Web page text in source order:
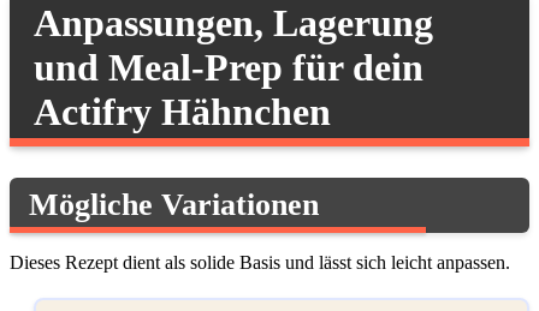
Anpassungen, Lagerung
und Meal-Prep für dein
Actifry Hähnchen
Mögliche Variationen
Dieses Rezept dient als solide Basis und lässt sich leicht anpassen.